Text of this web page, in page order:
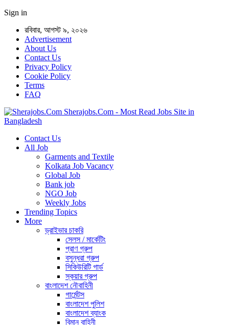
Sign in
রবিবার, আগস্ট ৯, ২০২৬
Advertisement
About Us
Contact Us
Privacy Policy
Cookie Policy
Terms
FAQ
Sherajobs.Com - Most Read Jobs Site in
Bangladesh
Contact Us
All Job
Garments and Textile
Kolkata Job Vacancy
Global Job
Bank job
NGO Job
Weekly Jobs
Trending Topics
More
ড্রাইভার চাকরি
সেলস / মার্কেটিং
প্রাণ গ্রুপ
বসুন্ধরা গ্রুপ
সিকিউরিটি গার্ড
স্কয়ার গ্রুপ
বাংলাদেশ নৌবাহিনী
গার্মেন্টস
বাংলাদেশ পুলিশ
বাংলাদেশ ব্যাংক
বিমান বাহিনী